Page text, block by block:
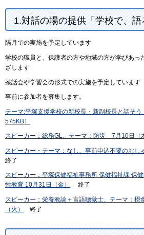
1.対話の場の提供「学校で、語
隔月での実施を予定しています
学校の職員と、保護者の方や地域の方が学びあっ
ざします
茶話会や学習会の形式での実施を予定しています
事前に参加者を募集します。
テーマ:平塚支援学校の新校長・新副校長と話そ
575KB）
スピーカー：総務GL、テーマ：防災 7月10日（
スピーカー・テーマ：なし、事前申込不要のお
終了
スピーカー：平塚保健福祉事務所 保健福祉課 保
性教育 10月31日（金）
終了
スピーカー：栄養教諭＋言語聴覚士、テーマ：
（火）
終了